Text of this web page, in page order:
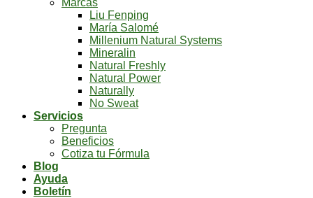
Marcas
Liu Fenping
María Salomé
Millenium Natural Systems
Mineralin
Natural Freshly
Natural Power
Naturally
No Sweat
Servicios
Pregunta
Beneficios
Cotiza tu Fórmula
Blog
Ayuda
Boletín